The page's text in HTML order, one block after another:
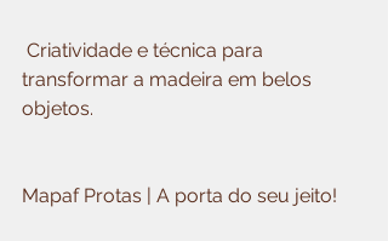
transformar a madeira em belos
objetos.
Mapaf Protas | A porta do seu jeito!